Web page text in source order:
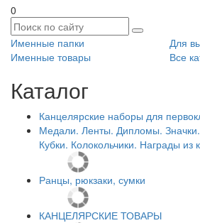
0
Именные папки
Для
Именные товары
Все
Каталог
Канцелярские наборы для
Медали. Ленты. Дипломы. Значки.
Кубки. Колокольчики. Награды из
Ранцы, рюкзаки, сумки
КАНЦЕЛЯРСКИЕ ТОВАРЫ